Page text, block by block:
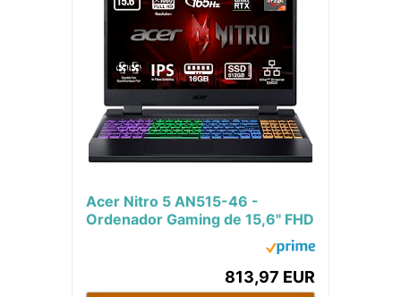
Acer Nitro 5 AN515-46 -
Ordenador Gaming de 15,6" FHD
6800H, 16 GB RAM, 512...
813,97 EUR